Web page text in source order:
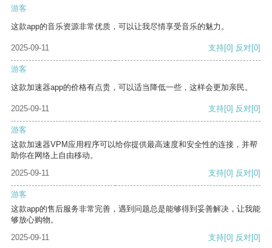
游客
这款app的音乐资源非常优质，可以让我尽情享受音乐的魅力。
2025-09-11 支持[0] 反对[0]
游客
这款加速器app的价格有点贵，可以适当降低一些，这样会更加亲民。
2025-09-11 支持[0] 反对[0]
游客
这款加速器VPM应用程序可以给你提供最高速度和安全性的连接，并帮
助你在网络上自由移动。
2025-09-11
支持[0] 反对[0]
游客
这款app的售后服务非常完善，遇到问题总是能够得到妥善解决，让我能
够放心购物。
2025-09-11
支持[0] 反对[0]